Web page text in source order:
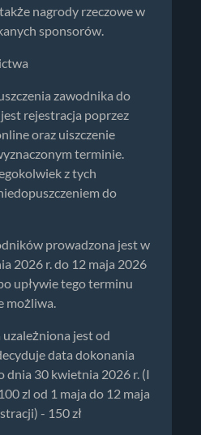
nagrody rzeczowe w
sponsorów.
zawodnika do
rejestracja poprzez
oraz uiszczenie
terminie.
z tych
do
prowadzona jest w
2026 r. do 12 maja 2026
upływie tego terminu
możliwa.
jest od
data dokonania
dnia 30 kwietnia 2026 r. (I
zl od 1 maja do 12 maja
- 150 zł